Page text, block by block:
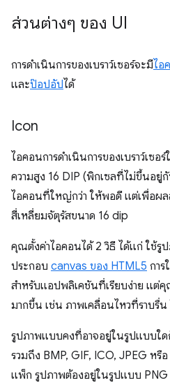
ส่วนต่างๆ ของ UI
การดำเนินการของเบราว์เซอร์จะมีไอ
และป๊อปอัปได้
Icon
ไอคอนการดำเนินการของเบราว์เซ
ความสูง 16 DIP (พิกเซลที่ไม่ขึ้นอ
ไอคอนที่ใหญ่กว่า ให้พอดี แต่เพื่อผ
สี่เหลี่ยมจัตุรัสขนาด 16 dip
คุณตั้งค่าไอคอนได้ 2 วิธี ได้แก่ ใช้รู
ประกอบ canvas ของ HTML5 กา
สำหรับแอปพลิเคชันที่เรียบง่าย แต่คุ
มากขึ้น เช่น ภาพเคลื่อนไหวที่ราบรื่
รูปภาพแบบคงที่อาจอยู่ในรูปแบบใ
รวมถึง BMP, GIF, ICO, JPEG หรื
แพ็ก รูปภาพต้องอยู่ในรูปแบบ PNG